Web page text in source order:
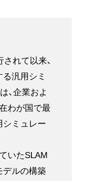
れて以来、
汎用シミ
、企業およ
わが国で最
シミュレー
いたSLAM
デルの構築